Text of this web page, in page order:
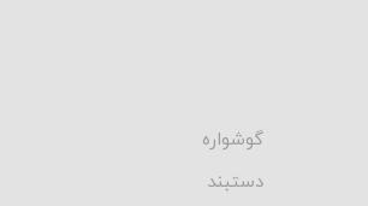
گوشواره
دستبند